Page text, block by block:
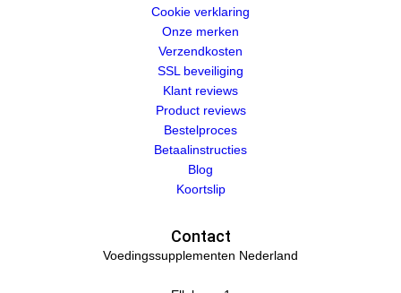
Cookie verklaring
Onze merken
Verzendkosten
SSL beveiliging
Klant reviews
Product reviews
Bestelproces
Betaalinstructies
Blog
Koortslip
Contact
Voedingssupplementen Nederland